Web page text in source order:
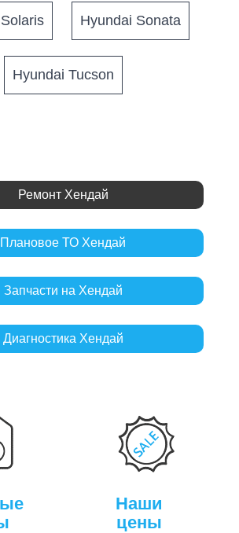
Hyundai Sonata
Hyundai Tucson
Ремонт Хендай
Плановое ТО Хендай
Запчасти на Хендай
Диагностика Хендай
Наши
цены